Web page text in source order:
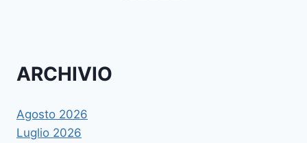
ARCHIVIO
Agosto 2026
Luglio 2026